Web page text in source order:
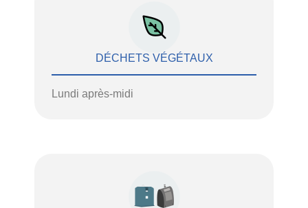
DÉCHETS VÉGÉTAUX
Lundi après-midi